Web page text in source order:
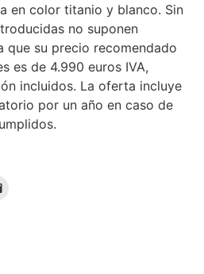
en color titanio y blanco. Sin
no suponen
que su precio recomendado
es de 4.990 euros IVA,
incluidos. La oferta incluye
por un año en caso de